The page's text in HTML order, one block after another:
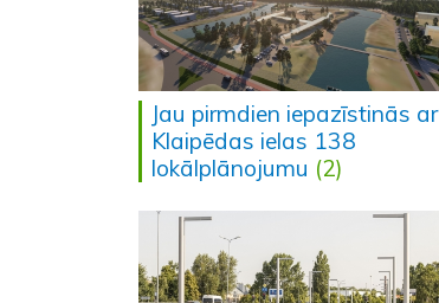
Jau pirmdien iepazīstinās ar
Klaipēdas ielas 138
lokālplānojumu (2)